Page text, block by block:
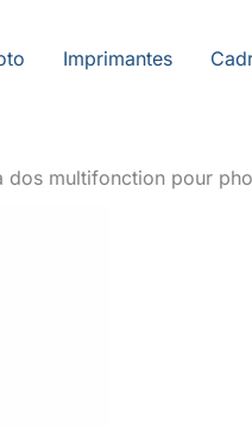
Imprimantes
dos multifonction pour